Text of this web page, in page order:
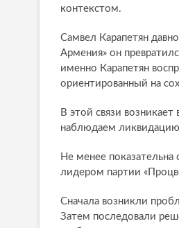
контекстом.
Самвел Карапетян
Армения» он
именно Карапетян
ориентированный на
В этой связи
наблюдаем ликвидацию
Не менее показательна
лидером партии
Сначала возникли
Затем последовали